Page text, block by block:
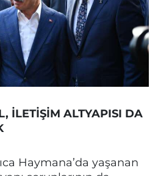
İLETİŞİM ALTYAPISI DA
Haymana’da yaşanan